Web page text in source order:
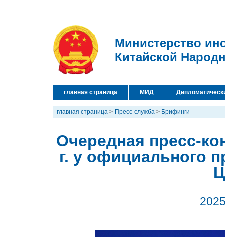
Министерство
Китайской
главная страница МИД
главная страница > Пресс-служба > Брифинги
Очередная пресс-
г. у официального